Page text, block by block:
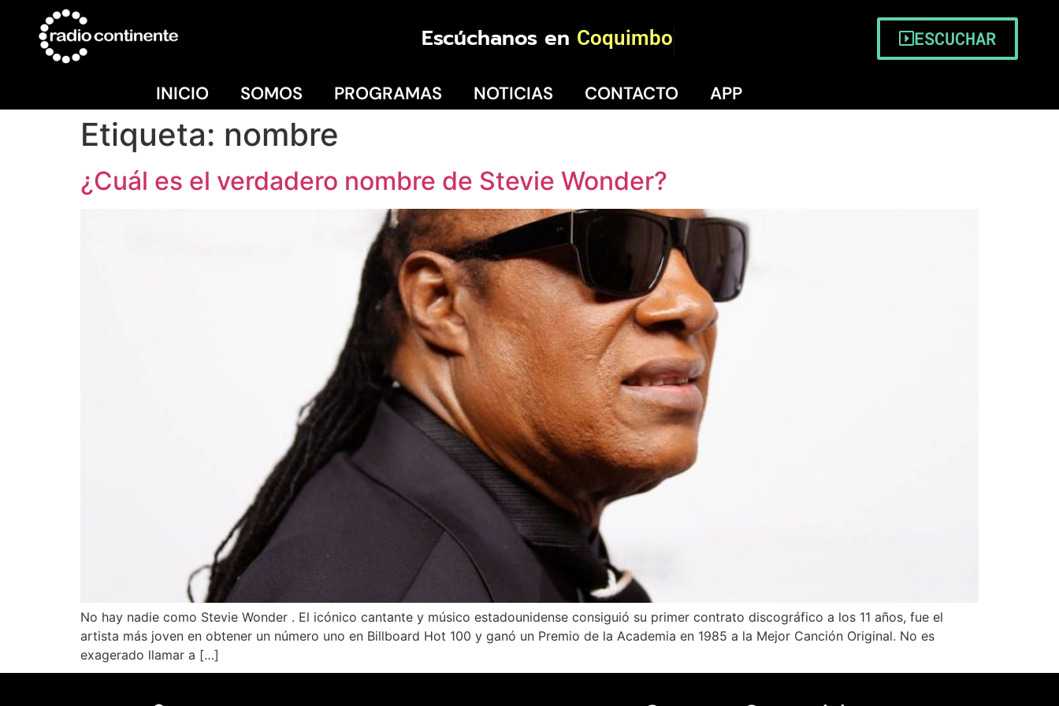
Escúchanos en Coquimbo ESCUCHAR
INICIO SOMOS PROGRAMAS NOTICIAS CONTACTO APP
Etiqueta: nombre
¿Cuál es el verdadero nombre de Stevie Wonder?
No hay nadie como Stevie Wonder . El icónico cantante y músico estadounidense consiguió su primer contrato discográfico a los 11 años, fue el
artista más joven en obtener un número uno en Billboard Hot 100 y ganó un Premio de la Academia en 1985 a la Mejor Canción Original. No es
exagerado llamar a […]